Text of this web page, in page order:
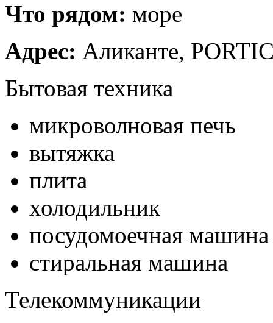
Что рядом: море
Адрес: Аликанте,
Бытовая техника
микроволновая печь
вытяжка
плита
холодильник
посудомоечная машина
стиральная машина
Телекоммуникации